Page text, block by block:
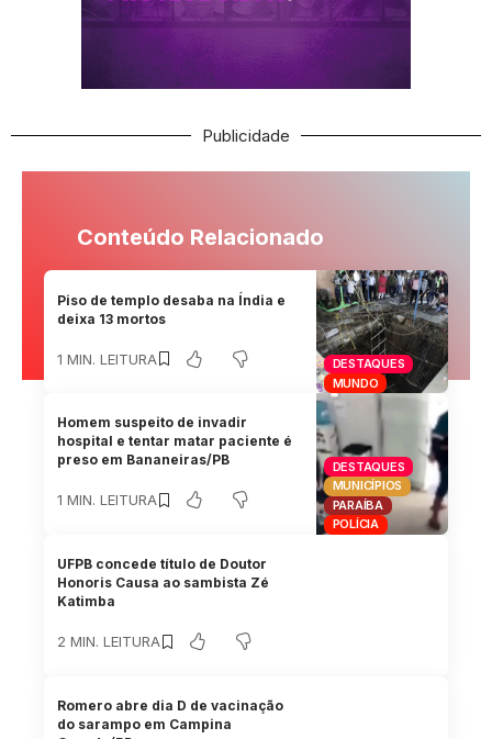
Publicidade
Conteúdo Relacionado
DESTAQUES
MUNDO
Piso de templo desaba na Índia e
deixa 13 mortos
1 MIN. LEITURA
DESTAQUES
MUNICÍPIOS
PARAÍBA
POLÍCIA
Homem suspeito de invadir
hospital e tentar matar paciente é
preso em Bananeiras/PB
1 MIN. LEITURA
UFPB concede título de Doutor
Honoris Causa ao sambista Zé
Katimba
2 MIN. LEITURA
Romero abre dia D de vacinação
do sarampo em Campina